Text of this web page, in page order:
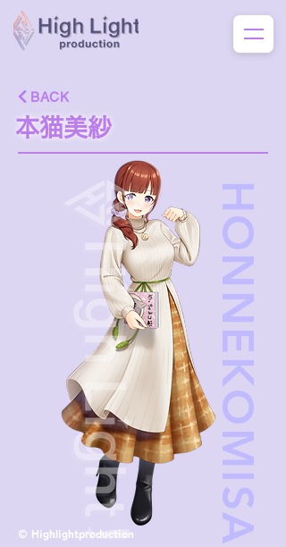
本猫美紗
BACK
HONNEKOMISA
© Highlightproduction